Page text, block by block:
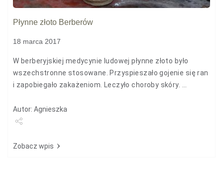
Płynne złoto Berberów
18 marca 2017
W berberyjskiej medycynie ludowej płynne złoto było
wszechstronne stosowane. Przyspieszało gojenie się ran
i zapobiegało zakażeniom. Leczyło choroby skóry. ...
Autor: Agnieszka
Zobacz wpis